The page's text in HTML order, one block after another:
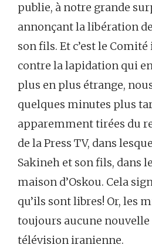
publie, à notre grande
annonçant la libération
son fils. Et c’est le
contre la lapidation qui
plus en plus étrange,
quelques minutes plus
apparemment tirées du
de la Press TV, dans
Sakineh et son fils, dans
maison d’Oskou. Cela
qu’ils sont libres! Or, les
toujours aucune nouvelle
télévision iranienne.